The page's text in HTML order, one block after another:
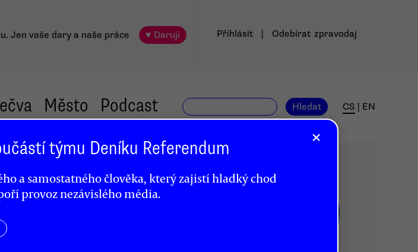
Jen vaše dary a naše práce ♥ Daruji Přihlásit Odebírat zpravodaj
Město Podcast Hledat CS EN
×
týmu Deníku Referendum
a samostatného člověka, který zajistí hladký chod
provoz nezávislého média.